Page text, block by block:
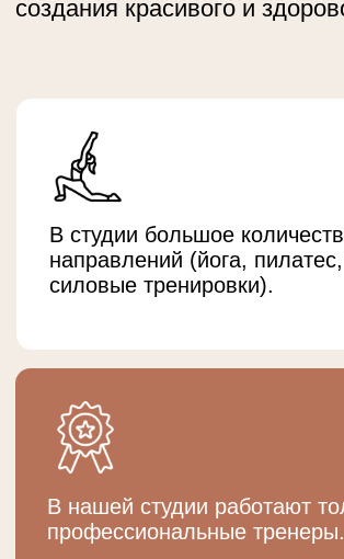
где есть все необходимое для